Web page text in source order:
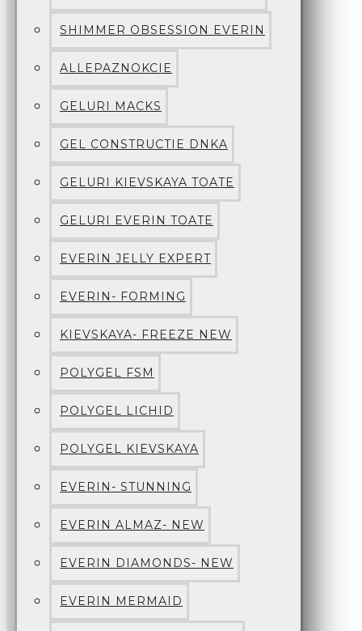
SHIMMER OBSESSION EVERIN
ALLEPAZNOKCIE
GELURI MACKS
GEL CONSTRUCTIE DNKA
GELURI KIEVSKAYA TOATE
GELURI EVERIN TOATE
EVERIN JELLY EXPERT
EVERIN- FORMING
KIEVSKAYA- FREEZE NEW
POLYGEL FSM
POLYGEL LICHID
POLYGEL KIEVSKAYA
EVERIN- STUNNING
EVERIN ALMAZ- NEW
EVERIN DIAMONDS- NEW
EVERIN MERMAID